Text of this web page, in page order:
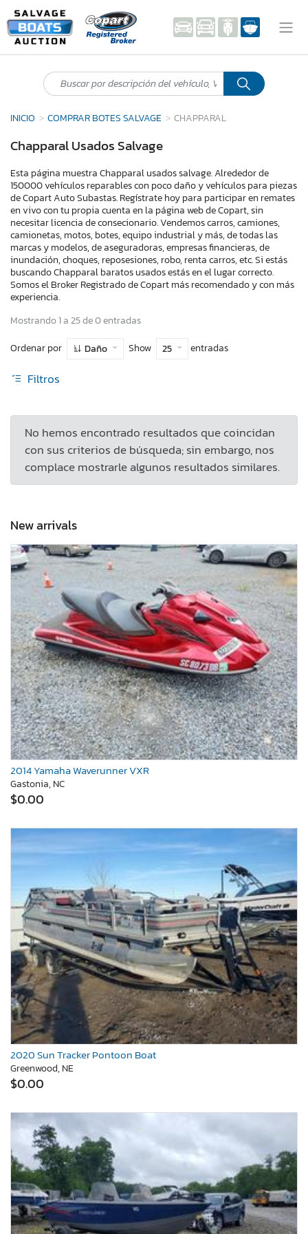
INICIO COMPRAR BOTES SALVAGE CHAPPARAL
Chapparal Usados Salvage
Esta página muestra Chapparal usados salvage. Alrededor de
150000 vehículos reparables con poco daño y vehículos para piezas
de Copart Auto Subastas. Regístrate hoy para participar en remates
en vivo con tu propia cuenta en la página web de Copart, sin
necesitar licencia de consecionario. Vendemos carros, camiones,
camionetas, motos, botes, equipo industrial y más, de todas las
marcas y modelos, de aseguradoras, empresas financieras, de
inundación, choques, reposesiones, robo, renta carros, etc. Si estás
buscando Chapparal baratos usados estás en el lugar correcto.
Somos el Broker Registrado de Copart más recomendado y con más
experiencia.
Mostrando 1 a 25 de 0 entradas
Ordenar por
Daño Show 25 entradas
Filtros
No hemos encontrado resultados que coincidan
con sus criterios de búsqueda; sin embargo, nos
complace mostrarle algunos resultados similares.
New arrivals
2014 Yamaha Waverunner VXR
Gastonia, NC
$0.00
2020 Sun Tracker Pontoon Boat
Greenwood, NE
$0.00